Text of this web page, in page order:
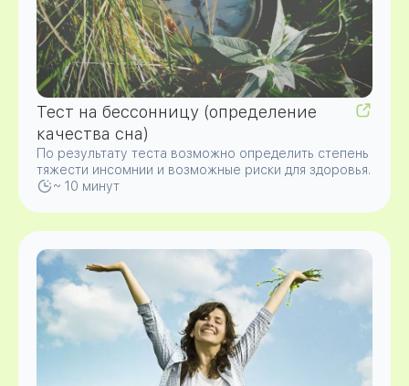
Тест на бессонницу (определение
качества сна)
По результату теста возможно определить степень
тяжести инсомнии и возможные риски для здоровья.
~ 10 минут